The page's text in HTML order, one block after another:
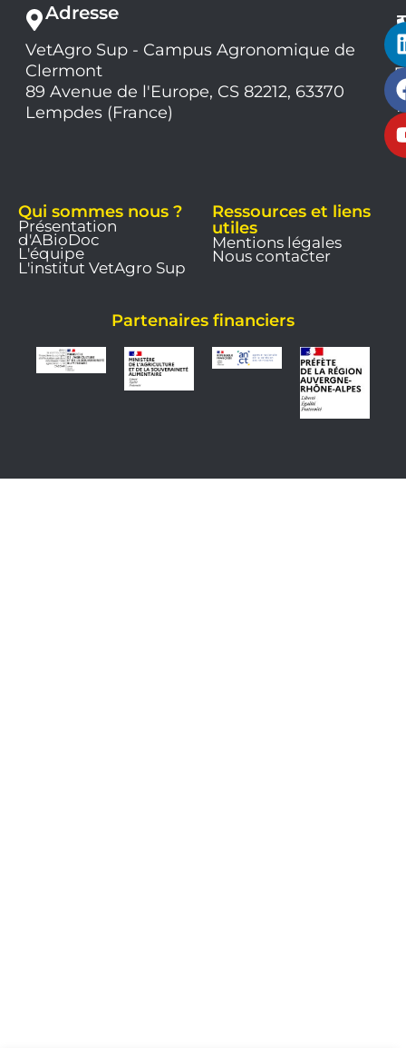
Adresse
VetAgro Sup - Campus Agronomique de
Clermont
89 Avenue de l'Europe, CS 82212, 63370
Lempdes (France)
Qui sommes nous ?
Présentation
d'ABioDoc
L'équipe
L'institut VetAgro Sup
Ressources et liens
utiles
Mentions légales
Nous contacter
Partenaires financiers